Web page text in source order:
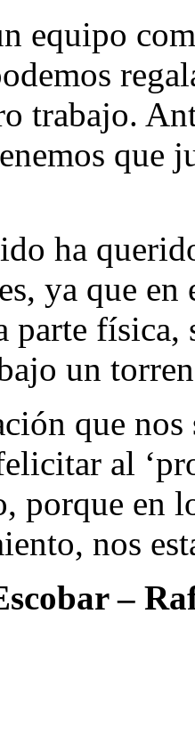
equipo
trabajo.
ha
ya que
parte física,
un
que
al
porque en
nos
–